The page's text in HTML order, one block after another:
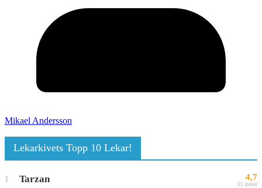
Mikael Andersson
Lekarkivets Topp 10 Lekar!
1 Tarzan 4,7
33 röster